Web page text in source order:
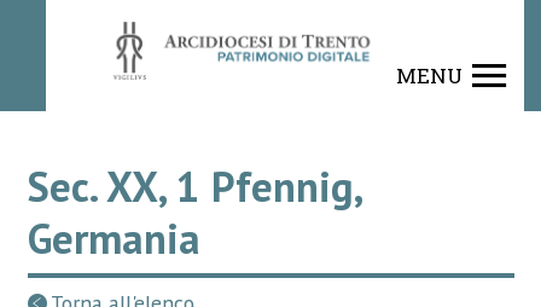
MENU
Sec. XX, 1 Pfennig,
Germania